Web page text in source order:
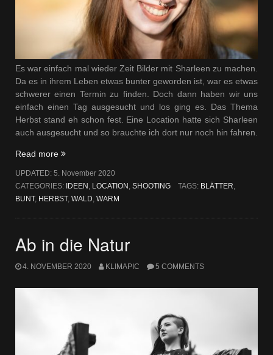
Es war einfach mal wieder Zeit Bilder mit Sharleen zu machen.
Da es in ihrem Leben etwas bunter geworden ist, war es etwas
schwerer einen Termin zu finden. Doch dann haben wir uns
einfach einen Tag ausgesucht und los ging es. Das Thema
Herbst stand eh schon fest. Eine Location hatte sich Sharleen
auch ausgesucht und so brauchte ich dort nur noch hin fahren.
Read more „Endlich
UPDATED: 5. November 2020
CATEGORIES: IDEEN LOCATION SHOOTING TAGS: BLÄTTER
BUNT, HERBST, WALD WARM
Ab in die Natur
4. NOVEMBER 2020 KLIMAPIC 5 COMMENTS